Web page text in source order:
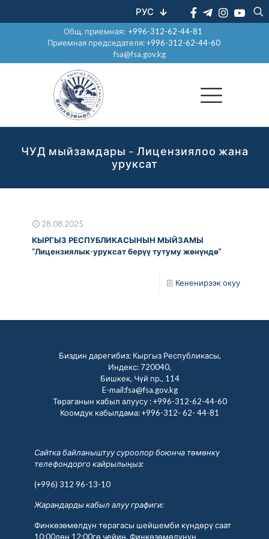
РУС
Общ. приемная:+996-312-62-44-81
Приемная председателя:+996-312-62-44-60
fsa@fsa.gov.kg
ЧУД мыйзамдары – Лицензиялоо жана
уруксат
28.08.2025
КЫРГЫЗ РЕСПУБЛИКАСЫНЫН МЫЙЗАМЫ
“Лицензиялык-уруксат берүү тутуму жөнүндө”
Кененирээк окуу
Биздин дарегибиз: Кыргыз Республикасы,
Индекс: 720040,
Бишкек, Чүй пр., 114
E-mail:fsa@fsa.gov.kg
Төраганын кабыл алуусу :+996-312-62-44-60
Коомдук кабылдама:+996-312- 62- 44-81
Сайтка байланыштуу суроолор боюнча төмөнкү
телефондорго кайрылыңыз:
(+996) 312 96-13-10
Жарандарды кабыл алуу графиги:
Финкөзөмөлдүн төрагасы шейшемби күндөрү саат
10:00дөн 12:00гө чейин. Финкөзөмөлүнүн